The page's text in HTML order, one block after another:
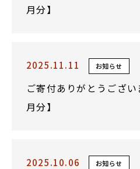
月分】
2025.11.11 お知らせ
ご寄付ありがとうござ
月分】
2025.10.06 お知らせ